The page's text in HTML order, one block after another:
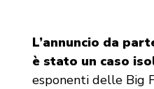
L’annuncio da
è stato un caso
esponenti delle Big